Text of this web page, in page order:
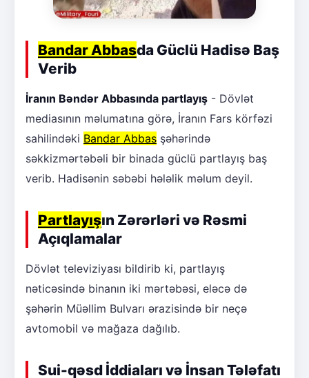
Bandar Abbasda Güclü Hadisə Baş
Verib
İranın Bəndər Abbasında partlayış - Dövlət
mediasının məlumatına görə, İranın Fars körfəzi
sahilindəki Bandar Abbas şəhərində
səkkizmərtəbəli bir binada güclü partlayış baş
verib. Hadisənin səbəbi hələlik məlum deyil.
Partlayışın Zərərləri və Rəsmi
Açıqlamalar
Dövlət televiziyası bildirib ki, partlayış
nəticəsində binanın iki mərtəbəsi, eləcə də
şəhərin Müəllim Bulvarı ərazisində bir neçə
avtomobil və mağaza dağılıb.
Sui-qəsd İddiaları və İnsan Tələfatı